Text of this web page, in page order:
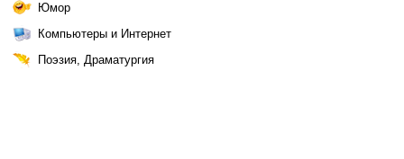
Юмор
Компьютеры и Интернет
Поэзия, Драматургия